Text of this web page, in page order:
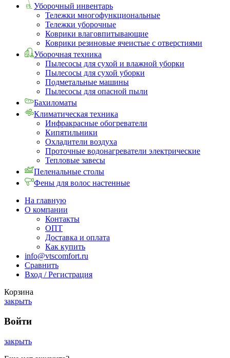
Уборочный инвентарь
Тележки многофункциональные
Тележки уборочные
Коврики влаговпитывающие
Коврики резиновые ячеистые с отверстиями
Уборочная техника
Пылесосы для сухой и влажной уборки
Пылесосы для сухой уборки
Подметальные машины
Пылесосы для опасной пыли
Бахиломаты
Климатическая техника
Инфракрасные обогреватели
Кипятильники
Охладители воздуха
Проточные водонагреватели электрические
Тепловые завесы
Пеленальные столы
Фены для волос настенные
На главную
О компании
Контакты
ОПТ
Доставка и оплата
Как купить
info@vtscomfort.ru
Сравнить
Вход / Регистрация
Корзина
закрыть
Войти
закрыть